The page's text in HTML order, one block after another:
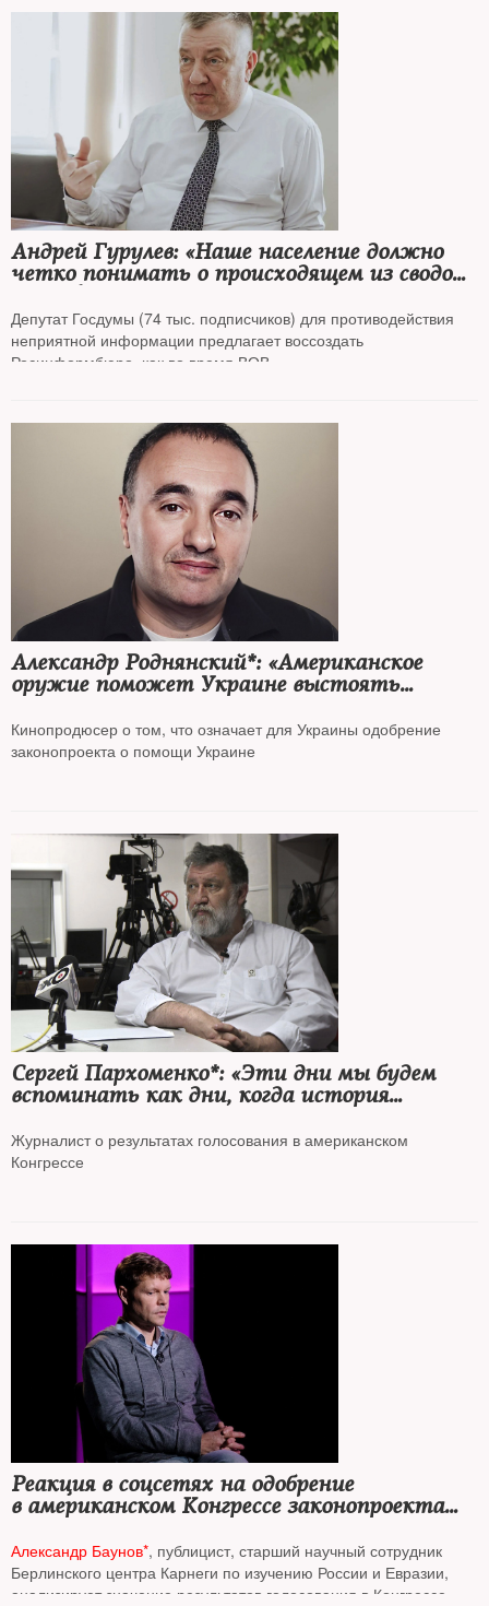
Андрей Гурулев: «Наше население должно
четко понимать о происходящем из сводок
Депутат Госдумы (74 тыс. подписчиков) для противодействия
неприятной информации предлагает воссоздать
Росинформбюро, как во время ВОВ
Александр Роднянский*: «Американское
оружие поможет Украине выстоять
Кинопродюсер о том, что означает для Украины одобрение
законопроекта о помощи Украине
Сергей Пархоменко*: «Эти дни мы будем
вспоминать как дни, когда история
и к наказанию агрессора»
Журналист о результатах голосования в американском
Конгрессе
Реакция в соцсетях на одобрение
в американском Конгрессе законопроекта
Александр Баунов*, публицист, старший научный сотрудник
Берлинского центра Карнеги по изучению России и Евразии,
анализирует значение результатов голосования в Конгрессе